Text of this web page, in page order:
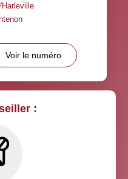
Voir le numéro
: